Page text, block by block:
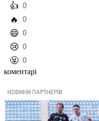
️👍 0
️🔥 0
️😄 0
️😢 0
️🤬 0
коментарі